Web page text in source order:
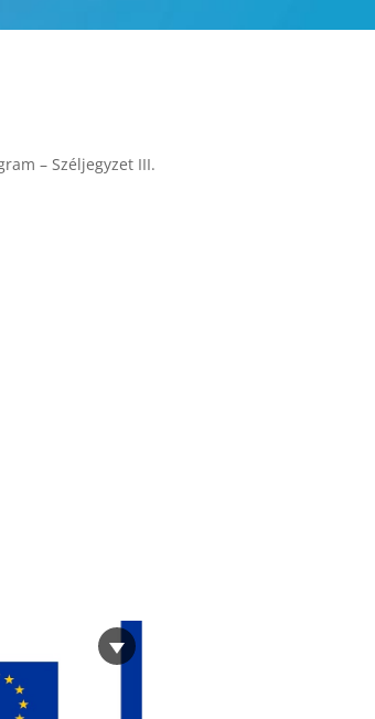
– Széljegyzet III.